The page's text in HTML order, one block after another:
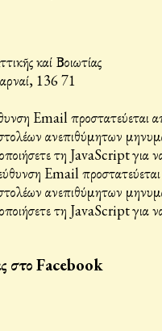
καί Βοιωτίας
136 71
Email προστατεύεται
ανεπιθύμητων
τη JavaScript για
Email
ανεπιθύμητων
τη JavaScript για
στο Facebook